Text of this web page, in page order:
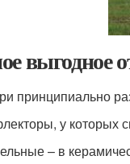
выгодное
принципиально
у которых
– в